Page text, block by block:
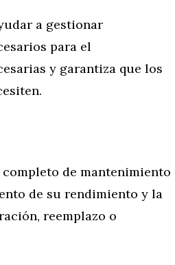
a gestionar
para el
y garantiza que los
de mantenimiento
de su rendimiento y la
reemplazo o